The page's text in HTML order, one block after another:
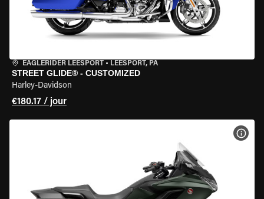
EAGLERIDER LEESPORT • LEESPORT, PA
STREET GLIDE® - CUSTOMIZED
Harley-Davidson
€180.17 / jour